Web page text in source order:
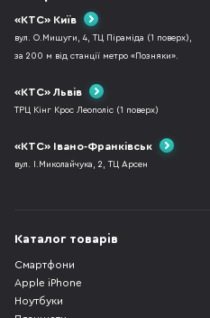
«КТС» Київ
вул. О.Мишуги, 4, ТЦ Піраміда (1 поверх),
за 200 м від станції метро «Позняки».
«КТС» Львів
ТРЦ Кінг Крос Леополіс (1 поверх)
«КТС» Івано-Франківськ
вул. І.Миколайчука, 2, ТЦ Арсен
Каталог товарів
Смартфони
Apple iPhone
Ноутбуки